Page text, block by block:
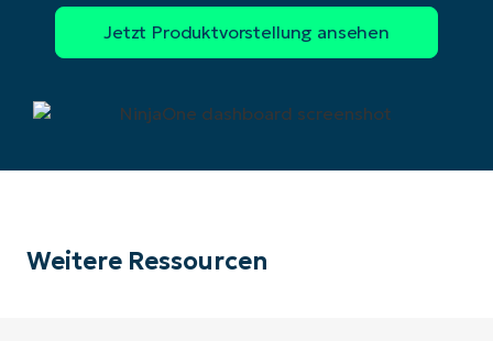
Weitere Ressourcen